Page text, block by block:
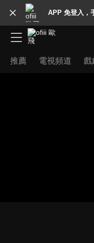
APP 免登入，
推薦 電視頻道 戲